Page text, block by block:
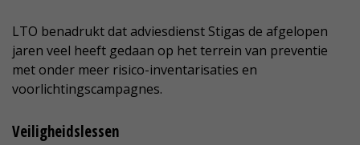
LTO benadrukt dat adviesdienst Stigas de afgelopen
jaren veel heeft gedaan op het terrein van preventie
met onder meer risico-inventarisaties en
voorlichtingscampagnes.
Veiligheidslessen